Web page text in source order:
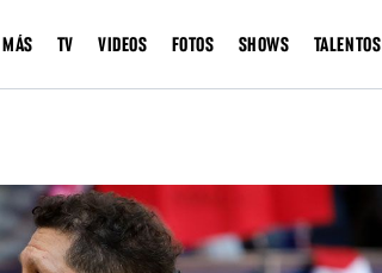
MÁS TV VIDEOS FOTOS SHOWS TALENTOS